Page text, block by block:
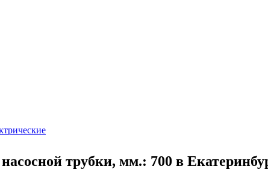
трубки, мм.: 700 в